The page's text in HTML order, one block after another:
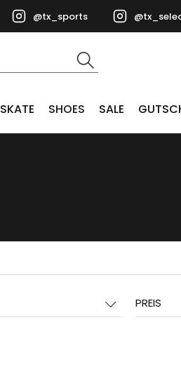
@tx_sports
SKATE SHOES SALE
PREIS